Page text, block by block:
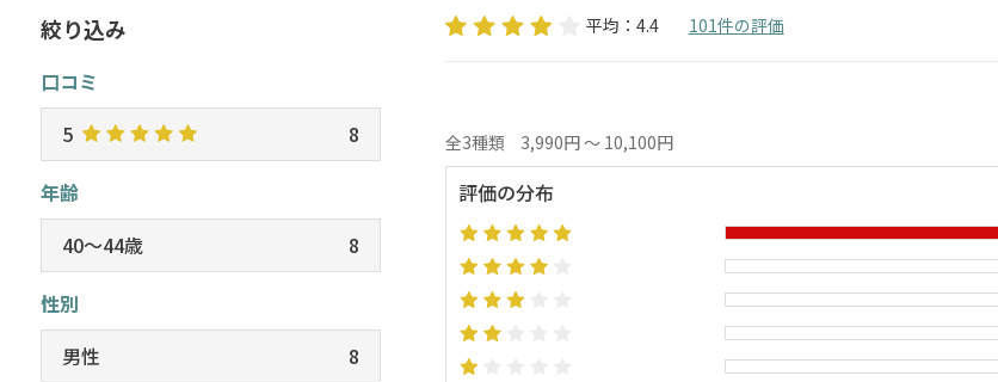
友だち大募集！限定クーポンも不定期配信
平均：4.4 101件の評価
全3種類 3,990円 ～ 10,100円
評価の分布
絞り込み
口コミ
5
8
年齢
40～44歳
8
性別
男性
8